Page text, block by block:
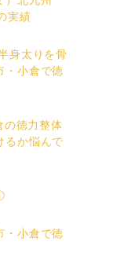
実績
身太りを骨
・小倉で徳
の徳力整体
るか悩んで
小倉で徳